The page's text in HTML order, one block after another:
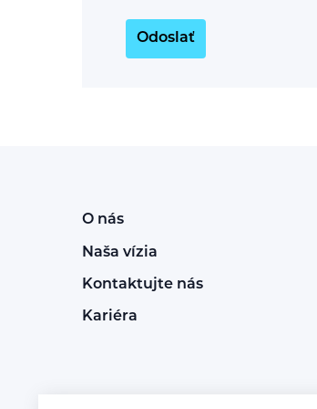
Odoslať
O nás
Naša vízia
Kontaktujte nás
Kariéra